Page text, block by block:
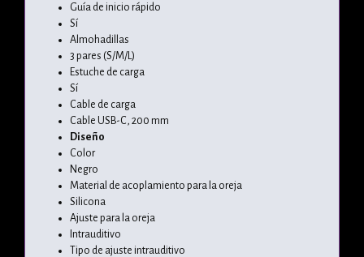
Guía de inicio rápido
Sí
Almohadillas
3 pares (S/M/L)
Estuche de carga
Sí
Cable de carga
Cable USB-C, 200 mm
Diseño
Color
Negro
Material de acoplamiento para la oreja
Silicona
Ajuste para la oreja
Intrauditivo
Tipo de ajuste intrauditivo